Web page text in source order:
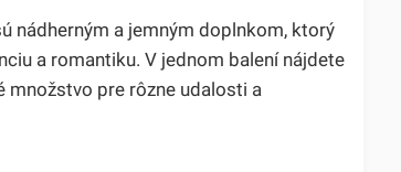
nádherným a jemným doplnkom, ktorý
a romantiku. V jednom balení nájdete
množstvo pre rôzne udalosti a